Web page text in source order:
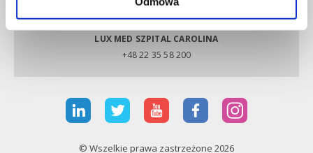
LUX MED SZPITAL CAROLINA
+48 22 35 58 200
© Wszelkie prawa zastrzeżone 2026